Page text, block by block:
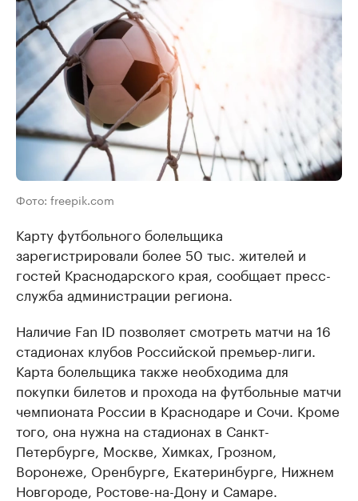
Фото: freepik.com
Карту футбольного болельщика
зарегистрировали более 50 тыс. жителей и
гостей Краснодарского края, сообщает пресс-
служба администрации региона.
Наличие Fan ID позволяет смотреть матчи на 16
стадионах клубов Российской премьер-лиги.
Карта болельщика также необходима для
покупки билетов и прохода на футбольные матчи
чемпионата России в Краснодаре и Сочи. Кроме
того, она нужна на стадионах в Санкт-
Петербурге, Москве, Химках, Грозном,
Воронеже, Оренбурге, Екатеринбурге, Нижнем
Новгороде, Ростове-на-Дону и Самаре.